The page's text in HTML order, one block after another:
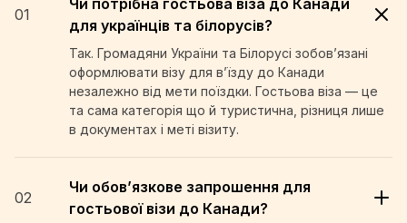
01
Чи потрібна гостьова віза до Канади
для українців та білорусів?
Так. Громадяни України та Білорусі зобов’язані
оформлювати візу для в’їзду до Канади
незалежно від мети поїздки. Гостьова віза — це
та сама категорія що й туристична, різниця лише
в документах і меті візиту.
02
Чи обов’язкове запрошення для
гостьової візи до Канади?